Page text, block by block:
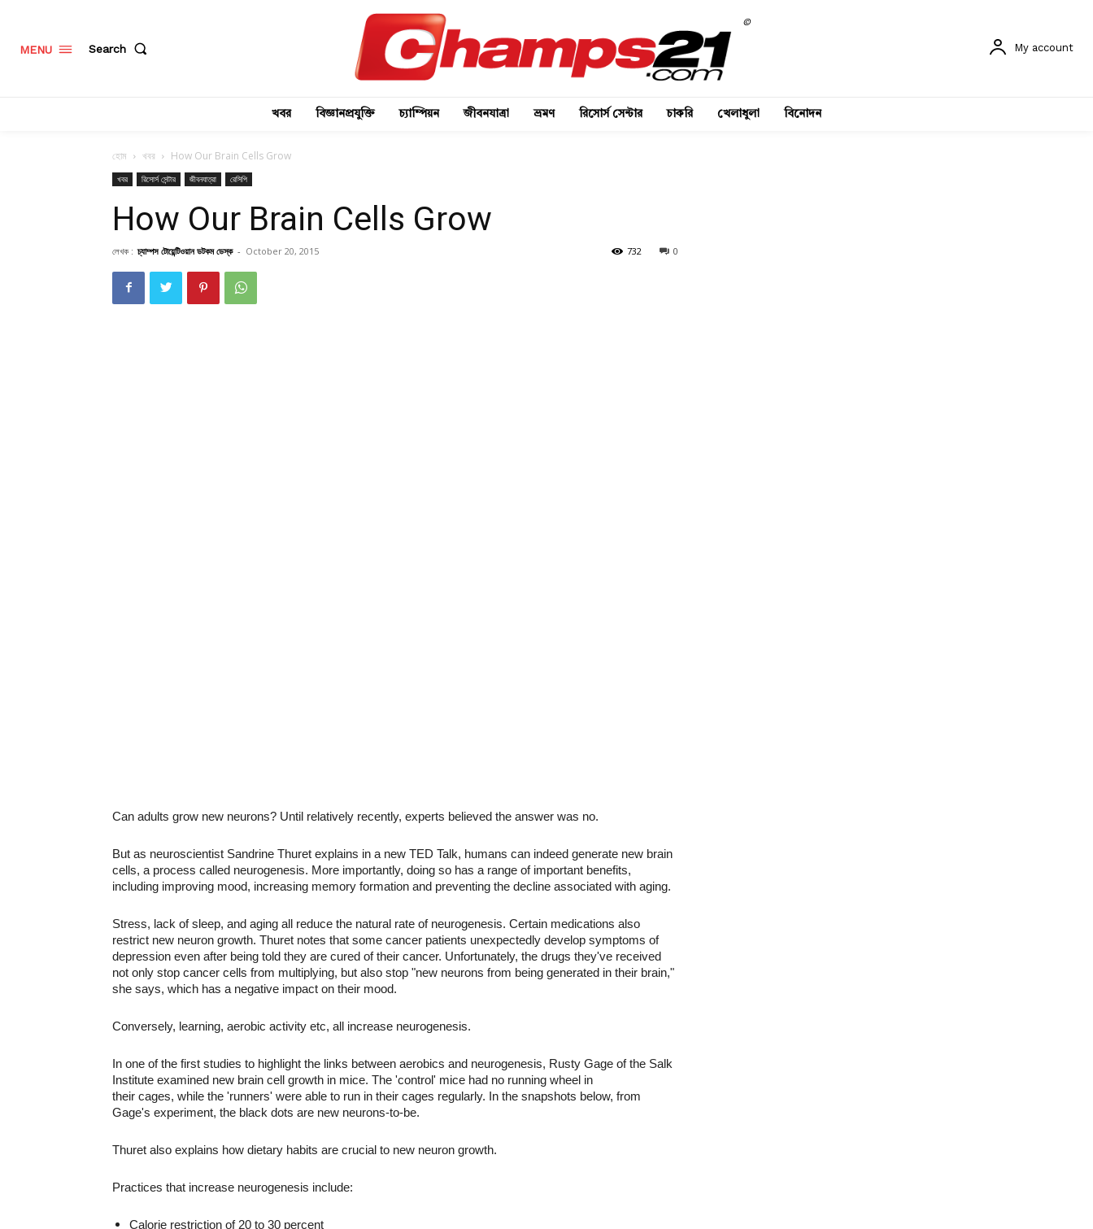
MENU Search
©
My account
খবর বিজ্ঞানপ্রযুক্তি চ্যাম্পিয়ন জীবনযাত্রা ভ্রমণ রিসোর্স সেন্টার চাকরি খেলাধুলা বিনোদন
হোম খবর How Our Brain Cells Grow
খবর রিসোর্স সেন্টার জীবনযাত্রা রেসিপি
How Our Brain Cells Grow
লেখক : চ্যাম্পস টোয়েন্টিওয়ান ডটকম ডেস্ক - October 20, 2015 0
732
Can adults grow new neurons? Until relatively recently, experts believed the answer was no.
But as neuroscientist Sandrine Thuret explains in a new TED Talk, humans can indeed generate new brain
cells, a process called neurogenesis. More importantly, doing so has a range of important benefits,
including improving mood, increasing memory formation and preventing the decline associated with aging.
Stress, lack of sleep, and aging all reduce the natural rate of neurogenesis. Certain medications also
restrict new neuron growth. Thuret notes that some cancer patients unexpectedly develop symptoms of
depression even after being told they are cured of their cancer. Unfortunately, the drugs they've received
not only stop cancer cells from multiplying, but also stop "new neurons from being generated in their brain,"
she says, which has a negative impact on their mood.
Conversely, learning, aerobic activity etc, all increase neurogenesis.
In one of the first studies to highlight the links between aerobics and neurogenesis, Rusty Gage of the Salk
Institute examined new brain cell growth in mice. The 'control' mice had no running wheel in
their cages, while the 'runners' were able to run in their cages regularly. In the snapshots below, from
Gage's experiment, the black dots are new neurons-to-be.
Thuret also explains how dietary habits are crucial to new neuron growth.
Practices that increase neurogenesis include:
Calorie restriction of 20 to 30 percent